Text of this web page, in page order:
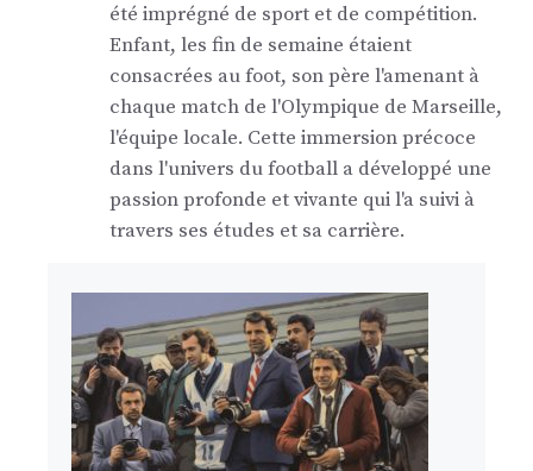
été imprégné de sport et de compétition.
Enfant, les fin de semaine étaient
consacrées au foot, son père l'amenant à
chaque match de l'Olympique de Marseille,
l'équipe locale. Cette immersion précoce
dans l'univers du football a développé une
passion profonde et vivante qui l'a suivi à
travers ses études et sa carrière.